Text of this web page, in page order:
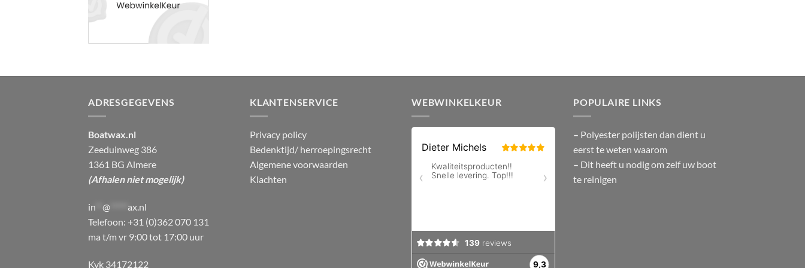
ADRESGEGEVENS
Boatwax.nl
Zeeduinweg 386
1361 BG Almere
(Afhalen niet mogelijk)
in @
ax.nl
Telefoon: +31 (0)362 070 131
ma t/m vr 9:00 tot 17:00 uur
Kvk 34172122
KLANTENSERVICE
Privacy policy
Bedenktijd/ herroepingsrecht
Algemene voorwaarden
Klachten
WEBWINKELKEUR POPULAIRE LINKS
– Polyester polijsten dan dient u
eerst te weten waarom
– Dit heeft u nodig om zelf uw boot
te reinigen